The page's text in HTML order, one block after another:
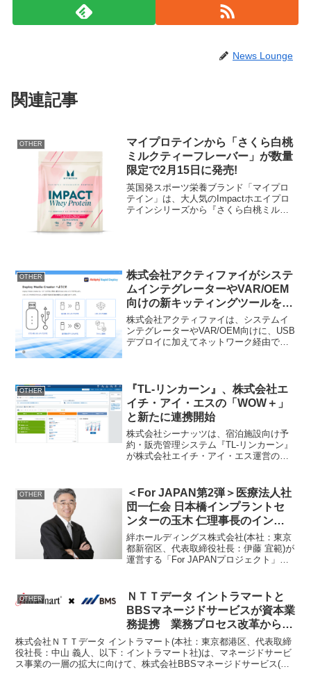
News Lounge
関連記事
OTHER
マイプロテインから「さくら白桃
ミルクティーフレーバー」が数量
限定で2月15日に発売!
英国発スポーツ栄養ブランド「マイプロ
テイン」は、大人気のImpactホエイプロ
テインシリーズから『さくら白桃ミルク
OTHER
株式会社アクティファイがシステ
ムインテグレーターやVAR/OEM
向けの新キッティングツールをリ
リース
株式会社アクティファイは、システムイ
ンテグレーターやVAR/OEM向けに、USB
デプロイに加えてネットワーク経由での
OTHER
『TL-リンカーン』、株式会社エ
イチ・アイ・エスの「WOW＋」
と新たに連携開始
株式会社シーナッツは、宿泊施設向け予
約・販売管理システム『TL-リンカーン』
が株式会社エイチ・アイ・エス運営の
ンカーンとWOW＋の連携により、宿泊施
設は共通...
OTHER
＜For JAPAN第2弾＞医療法人社
団一仁会 日本橋インプラントセ
ンターの玉木 仁理事長のインタ
ビューが1月11日(木)に公開！
絆ホールディングス株式会社(本社：東京
都新宿区、代表取締役社長：伊藤 宜範)が
運営する「For JAPANプロジェクト」で
る“本質的な気づき”を。」をテーマに
様々...
OTHER
ＮＴＴデータ イントラマートと
BBSマネージドサービスが資本業
務提携 業務プロセス改革から保
守・運用までのトータルサポート
で事業拡大を目指す
株式会社ＮＴＴデータ イントラマート(本社：東京都港区、代表取締
役社長：中山 義人、以下：イントラマート社)は、マネージドサービ
ス事業の一層の拡大に向けて、株式会社BBSマネージドサービス(本